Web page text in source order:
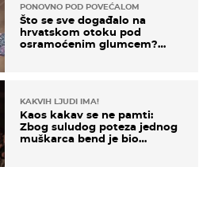
PONOVNO POD POVEĆALOM
Što se sve događalo na
hrvatskom otoku pod
osramoćenim glumcem?
KAKVIH LJUDI IMA!
Kaos kakav se ne pamti:
Zbog suludog poteza jednog
muškarca bend je bio